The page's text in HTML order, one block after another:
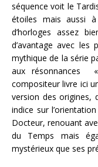
séquence voit le
étoiles mais aussi
d’horloges assez
d’avantage avec les
mythique de la série
aux résonnances
compositeur livre ici
version des origines,
indice sur
Docteur, renouant
du Temps mais
mystérieux que ses